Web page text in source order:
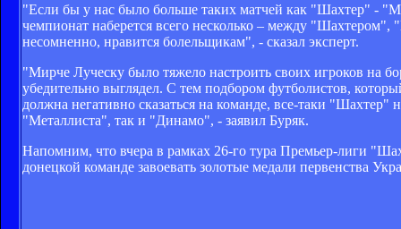
"Если бы у нас было больше таких матчей как "Шахтер" -
чемпионат наберется всего несколько – между
несомненно, нравится болельщикам", - сказал эксперт.
"Мирче Луческу было тяжело настроить своих игроков на
убедительно выглядел. С тем подбором футболистов,
должна негативно сказаться на команде, все-таки "Шахтер"
"Металлиста", так и "Динамо", - заявил Буряк.
Напомним, что вчера в рамках 26-го тура Премьер-лиги
донецкой команде завоевать золотые медали первенства